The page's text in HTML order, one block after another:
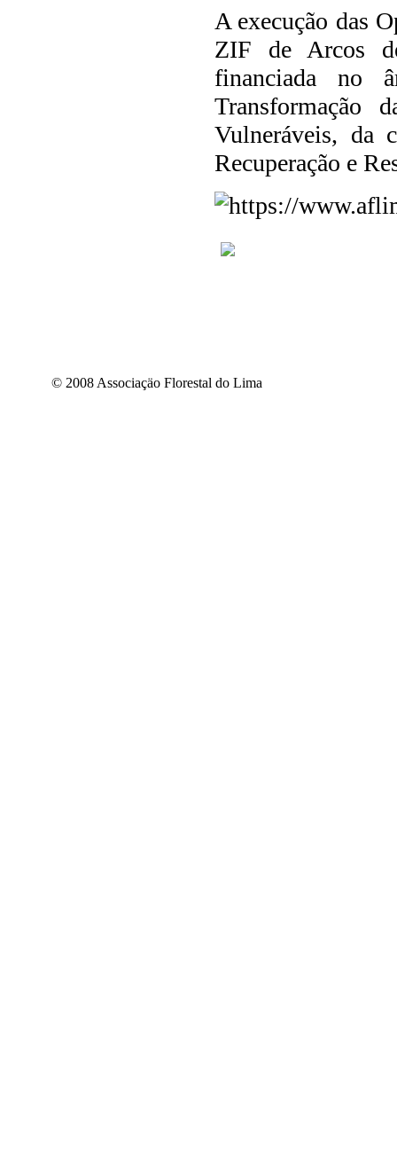
A execução das
ZIF de Arcos
financiada no
Transformação
Vulneráveis, da
Recuperação e
© 2008 Associaçäo Florestal do Lima